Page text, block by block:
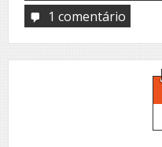
1 comentário